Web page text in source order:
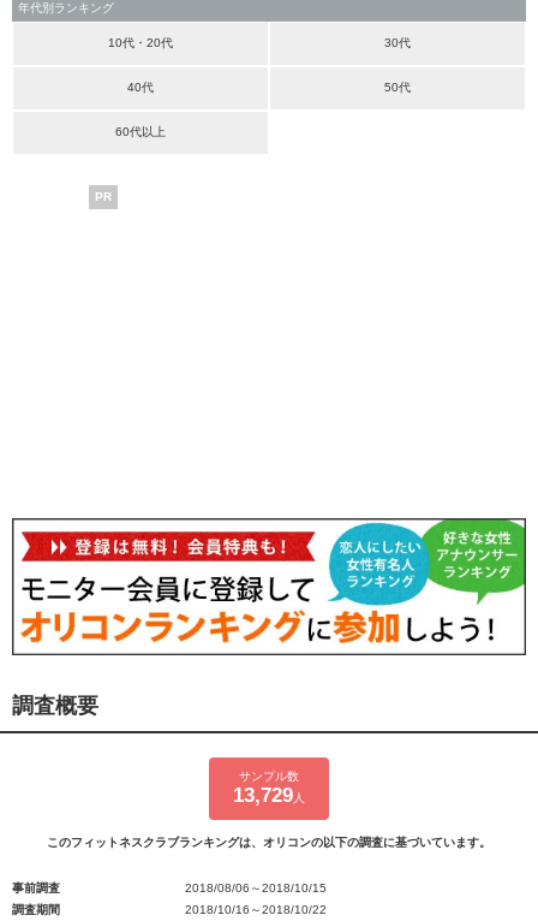
年代別ランキング
10代・20代 30代
40代 50代
60代以上
PR
調査概要
サンプル数
13,729 人
このフィットネスクラブランキングは、オリコンの以下の調査に基づいています。
事前調査
2018/08/06～2018/10/15
調査期間
2018/10/16～2018/10/22